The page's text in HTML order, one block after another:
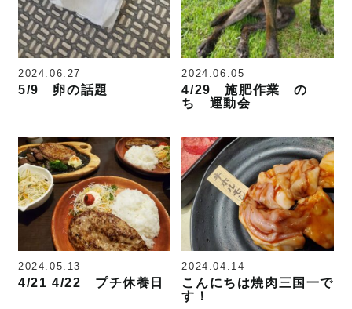
2024.06.27
5/9 卵の話題
2024.06.05
4/29 施肥作業 の
ち 運動会
2024.05.13
4/21 4/22 プチ休養日
2024.04.14
こんにちは焼肉三国一で
す！